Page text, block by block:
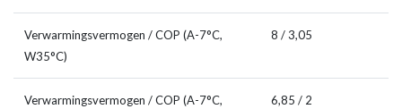
Verwarmingsvermogen / COP (A-7°C,
W35°C)
8 / 3,05
Verwarmingsvermogen / COP (A-7°C,
6,85 / 2